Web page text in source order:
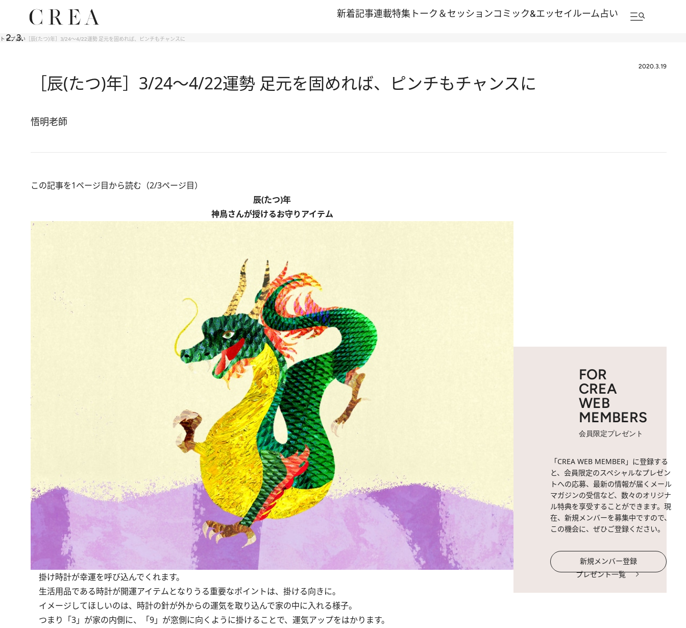
新着記事連載特集 トーク＆セッションコミック&エッセイルーム占い
トップ占い ［辰(たつ)年］3/24～4/22運勢 足元を固めれば、ピンチもチャンスに
2020.3.19
［辰(たつ)年］3/24～4/22運勢 足元を固めれば、ピンチもチャンスに
悟明老師
この記事を1ページ目から読む（2/3ページ目）
辰(たつ)年
神鳥さんが授けるお守りアイテム
掛け時計が幸運を呼び込んでくれます。
生活用品である時計が開運アイテムとなりうる重要なポイントは、掛ける向きに。
イメージしてほしいのは、時計の針が外からの運気を取り込んで家の中に入れる様子。
つまり「3」が家の内側に、「9」が窓側に向くように掛けることで、運気アップをはかります。
FOR
CREA
WEB
MEMBERS
会員限定プレゼント
「CREA WEB MEMBER」に登録する
と、会員限定のスペシャルなプレゼン
トへの応募、最新の情報が届くメール
マガジンの受信など、数々のオリジナ
ル特典を享受することができます。現
在、新規メンバーを募集中ですので、
この機会に、ぜひご登録ください。
新規メンバー登録
プレゼント一覧